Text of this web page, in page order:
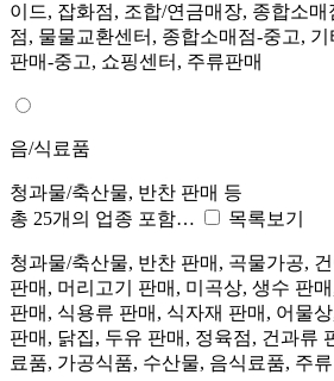
이드, 잡화점, 조합/연금매장, 종합소
점, 물물교환센터, 종합소매점-중고,
판매-중고, 쇼핑센터, 주류판매
음/식료품
청과물/축산물, 반찬 판매 등
총 25개의 업종 포함…
목록보기
청과물/축산물, 반찬 판매, 곡물가공,
판매, 머리고기 판매, 미곡상, 생수 판
판매, 식용류 판매, 식자재 판매, 어물
판매, 닭집, 두유 판매, 정육점, 건과류
료품, 가공식품, 수산물, 음식료품, 주류